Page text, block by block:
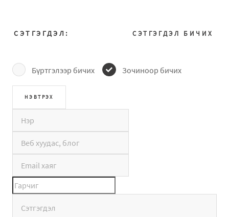
СЭТГЭГДЭЛ БИЧИХ
СЭТГЭГДЭЛ:
Бүртгэлээр бичих Зочиноор бичих